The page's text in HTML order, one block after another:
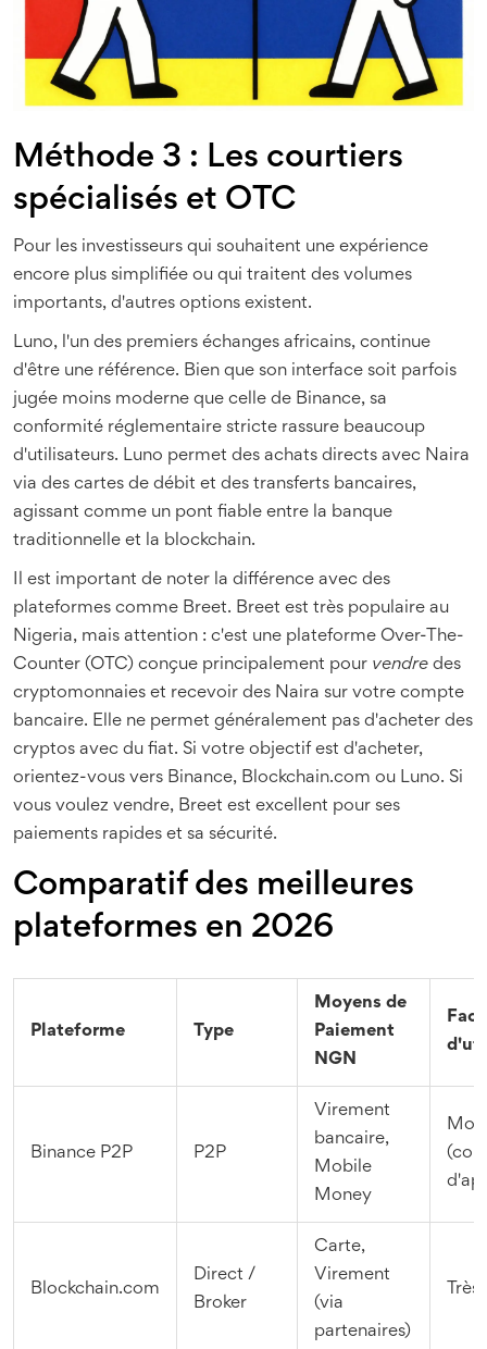
Méthode 3 : Les courtiers
spécialisés et OTC
Pour les investisseurs qui souhaitent une expérience
encore plus simplifiée ou qui traitent des volumes
importants, d'autres options existent.
Luno, l'un des premiers échanges africains, continue
d'être une référence. Bien que son interface soit parfois
jugée moins moderne que celle de Binance, sa
conformité réglementaire stricte rassure beaucoup
d'utilisateurs. Luno permet des achats directs avec Naira
via des cartes de débit et des transferts bancaires,
agissant comme un pont fiable entre la banque
traditionnelle et la blockchain.
Il est important de noter la différence avec des
plateformes comme Breet. Breet est très populaire au
Nigeria, mais attention : c'est une plateforme Over-The-
Counter (OTC) conçue principalement pour vendre des
cryptomonnaies et recevoir des Naira sur votre compte
bancaire. Elle ne permet généralement pas d'acheter des
cryptos avec du fiat. Si votre objectif est d'acheter,
orientez-vous vers Binance, Blockchain.com ou Luno. Si
vous voulez vendre, Breet est excellent pour ses
paiements rapides et sa sécurité.
Comparatif des meilleures
plateformes en 2026
Plateforme Type
Moyens de
Paiement
NGN
Binance P2P P2P
Virement
bancaire,
Mobile
Money
Blockchain.com
Direct /
Broker
Carte,
Virement
(via
partenaires)